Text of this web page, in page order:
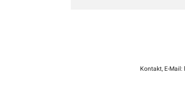
Kontakt, E-Mail: